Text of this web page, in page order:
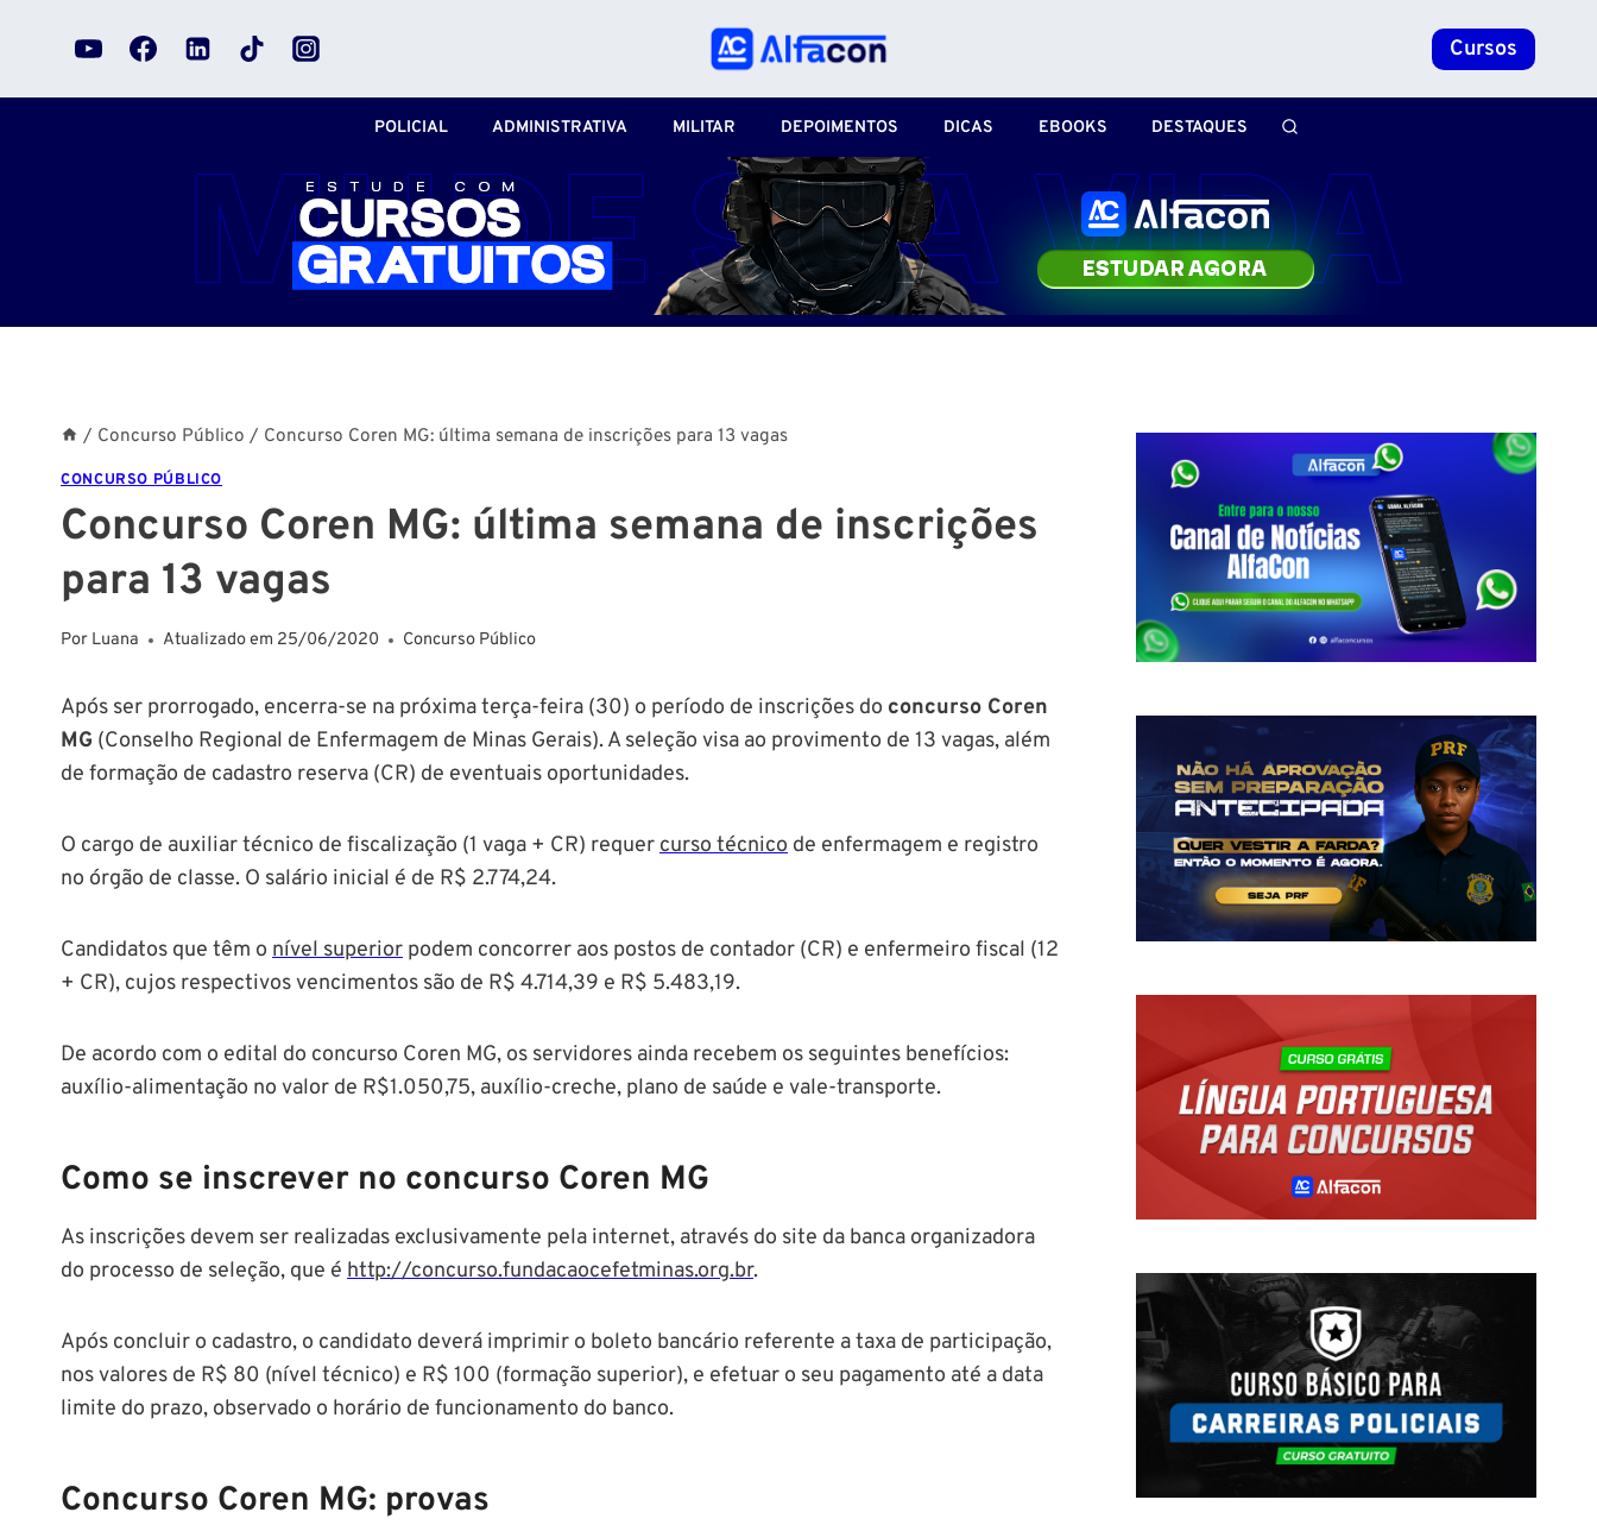
Cursos
POLICIAL ADMINISTRATIVA MILITAR DEPOIMENTOS DICAS EBOOKS DESTAQUES
/ Concurso Público / Concurso Coren MG: última semana de inscrições para 13 vagas
CONCURSO PÚBLICO
Concurso Coren MG: última semana de inscrições
para 13 vagas
Por Luana Atualizado em 25/06/2020 Concurso Público
Após ser prorrogado, encerra-se na próxima terça-feira (30) o período de inscrições do concurso Coren
MG (Conselho Regional de Enfermagem de Minas Gerais). A seleção visa ao provimento de 13 vagas, além
de formação de cadastro reserva (CR) de eventuais oportunidades.
O cargo de auxiliar técnico de fiscalização (1 vaga + CR) requercurso técnico de enfermagem e registro
no órgão de classe. O salário inicial é de R$ 2.774,24.
Candidatos que têm o nível superior podem concorrer aos postos de contador (CR) e enfermeiro fiscal (12
+ CR), cujos respectivos vencimentos são de R$ 4.714,39 e R$ 5.483,19.
De acordo com o edital do concurso Coren MG, os servidores ainda recebem os seguintes benefícios:
auxílio-alimentação no valor de R$1.050,75, auxílio-creche, plano de saúde e vale-transporte.
Como se inscrever no concurso Coren MG
As inscrições devem ser realizadas exclusivamente pela internet, através do site da banca organizadora
do processo de seleção, que é http://concurso.fundacaocefetminas.org.br.
Após concluir o cadastro, o candidato deverá imprimir o boleto bancário referente a taxa de participação,
nos valores de R$ 80 (nível técnico) e R$ 100 (formação superior), e efetuar o seu pagamento até a data
limite do prazo, observado o horário de funcionamento do banco.
Concurso Coren MG: provas